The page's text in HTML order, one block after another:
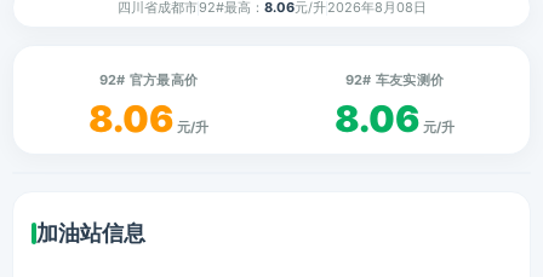
四川省成都市92#最高： 8.06元/升2026年8月08日
92# 官方最高价
8.06 元/升
92# 车友实测价
8.06 元/升
加油站信息